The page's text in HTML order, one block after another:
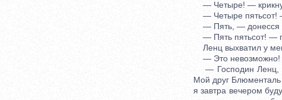
— Четыре! —
— Четыре пятьсот!
— Пять, — донесся
— Пять пятьсот! —
Ленц выхватил у
— Это невозможно!
— Господин Ленц, —
Мой друг Блюменталь
я завтра вечером